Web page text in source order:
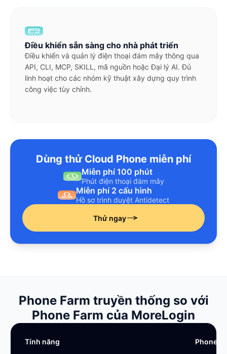
Điều khiển sẵn sàng cho nhà phát triển
Điều khiển và quản lý điện thoại đám mây thông qua
API, CLI, MCP, SKILL, mã nguồn hoặc Đại lý AI. Đủ
linh hoạt cho các nhóm kỹ thuật xây dựng quy trình
công việc tùy chỉnh.
Dùng thử Cloud Phone miễn phí
Miễn phí 100 phút
Phút điện thoại đám mây
Miễn phí 2 cấu hình
Hồ sơ trình duyệt Antidetect
Thử ngay
Phone Farm truyền thống so với
Phone Farm của MoreLogin
Tính năng Phone